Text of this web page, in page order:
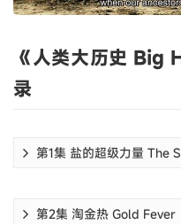
《人类大历史 Big
录
第1集 盐的超级力量 The
第2集 淘金热 Gold Fever